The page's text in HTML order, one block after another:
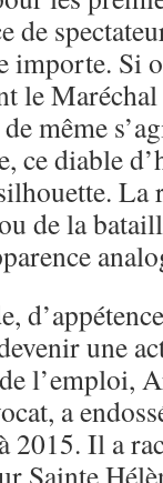
de
importe. Si
le
même
ce diable
de la
une
l’emploi,
a
2015. Il a
Sainte